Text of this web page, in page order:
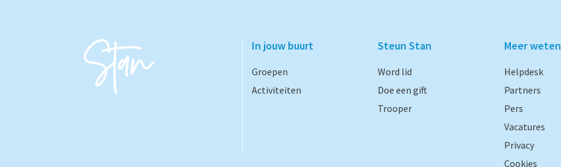
In jouw buurt
Groepen
Activiteiten
Steun Stan
Word lid
Doe een gift
Trooper
Meer weten
Helpdesk
Partners
Pers
Vacatures
Privacy
Cookies